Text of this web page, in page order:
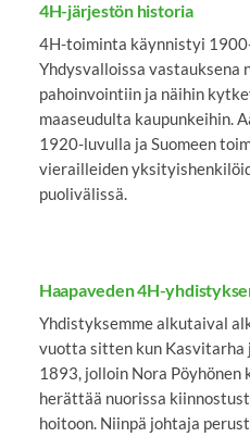
4H-järjestön historia
4H-toiminta käynnistyi
Yhdysvalloissa vastauksena
pahoinvointiin ja näihin
maaseudulta kaupunkeihin.
1920-luvulla ja Suomeen
vierailleiden
puolivälissä.
Haapaveden 4H-
Yhdistyksemme alkutaival
vuotta sitten kun
1893, jolloin Nora
herättää nuorissa
hoitoon. Niinpä johtaja